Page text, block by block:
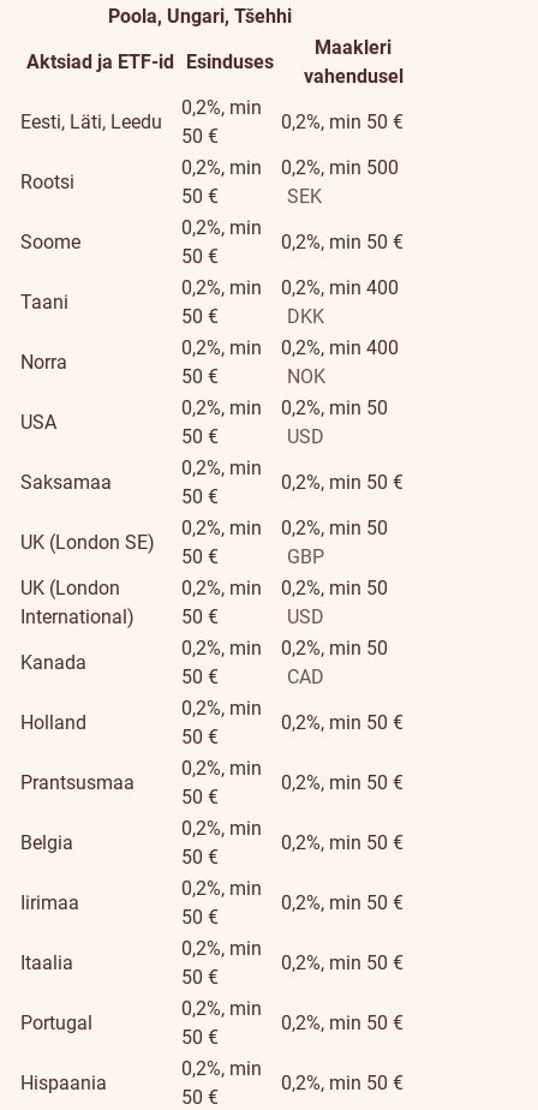
Poola, Ungari, Tšehhi
Aktsiad ja ETF-id Esinduses
Maakleri
vahendusel
Eesti, Läti, Leedu
0,2%, min
50 €
0,2%, min 50 €
Rootsi
0,2%, min
50 €
0,2%, min 500
SEK
Soome
0,2%, min
50 €
0,2%, min 50 €
Taani
0,2%, min
50 €
0,2%, min 400
DKK
Norra
0,2%, min
50 €
0,2%, min 400
NOK
USA
0,2%, min
50 €
0,2%, min 50
USD
Saksamaa
0,2%, min
50 €
0,2%, min 50 €
UK (London SE)
0,2%, min
50 €
0,2%, min 50
GBP
UK (London
International)
0,2%, min
50 €
0,2%, min 50
USD
Kanada
0,2%, min
50 €
0,2%, min 50
CAD
Holland
0,2%, min
50 €
0,2%, min 50 €
Prantsusmaa
0,2%, min
50 €
0,2%, min 50 €
Belgia
0,2%, min
50 €
0,2%, min 50 €
Iirimaa
0,2%, min
50 €
0,2%, min 50 €
Itaalia
0,2%, min
50 €
0,2%, min 50 €
Portugal
0,2%, min
50 €
0,2%, min 50 €
Hispaania
0,2%, min
50 €
0,2%, min 50 €